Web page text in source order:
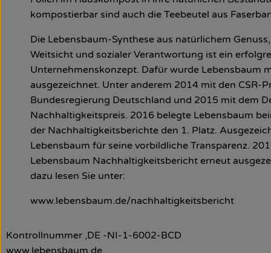
kompostierbar sind auch die Teebeutel aus
Die Lebensbaum-Synthese aus natürlichem
Weitsicht und sozialer Verantwortung ist ein
Unternehmenskonzept. Dafür wurde Lebensbaum
ausgezeichnet. Unter anderem 2014 mit den CSR-
Bundesregierung Deutschland und 2015 mit dem
Nachhaltigkeitspreis. 2016 belegte Lebensbaum
der Nachhaltigkeitsberichte den 1. Platz.
Lebensbaum für seine vorbildliche Transparenz.
Lebensbaum Nachhaltigkeitsbericht erneut
dazu lesen Sie unter:
www.lebensbaum.de/nachhaltigkeitsbericht
Kontrollnummer ,DE -NI-1-6002-BCD
www.lebensbaum.de